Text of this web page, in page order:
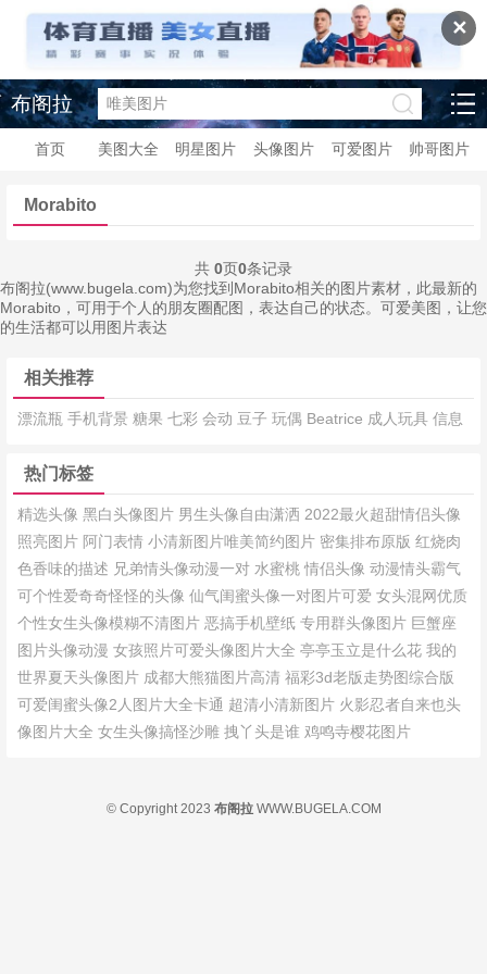
✕
布阁拉
首页 美图大全 明星图片 头像图片 可爱图片 帅哥图片
Morabito
共 0页0条记录
布阁拉(www.bugela.com)为您找到Morabito相关的图片素材，此最新的
Morabito，可用于个人的朋友圈配图，表达自己的状态。可爱美图，让您
的生活都可以用图片表达
相关推荐
漂流瓶 手机背景 糖果 七彩 会动 豆子 玩偶 Beatrice 成人玩具 信息
热门标签
精选头像 黑白头像图片 男生头像自由潇洒 2022最火超甜情侣头像
照亮图片 阿门表情 小清新图片唯美简约图片 密集排布原版 红烧肉
色香味的描述 兄弟情头像动漫一对 水蜜桃 情侣头像 动漫情头霸气
可个性爱奇奇怪怪的头像 仙气闺蜜头像一对图片可爱 女头混网优质
个性女生头像模糊不清图片 恶搞手机壁纸 专用群头像图片 巨蟹座
图片头像动漫 女孩照片可爱头像图片大全 亭亭玉立是什么花 我的
世界夏天头像图片 成都大熊猫图片高清 福彩3d老版走势图综合版
可爱闺蜜头像2人图片大全卡通 超清小清新图片 火影忍者自来也头
像图片大全 女生头像搞怪沙雕 拽丫头是谁 鸡鸣寺樱花图片
© Copyright 2023 布阁拉WWW.BUGELA.COM